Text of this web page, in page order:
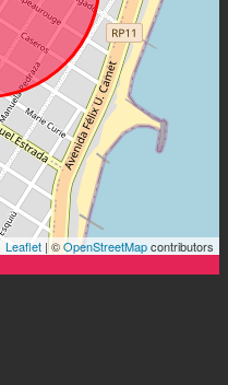
Leaflet | ©OpenStreetMapcontributors